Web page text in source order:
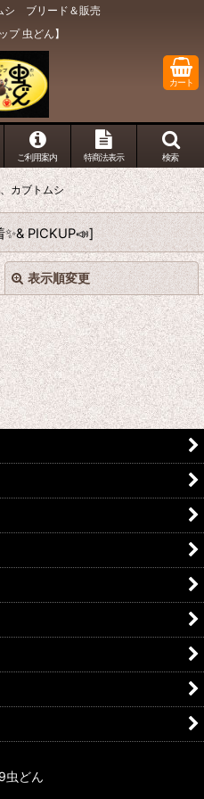
シ ブリード＆販売
プ 虫どん】
カート
ご利用案内 特商法表示 検索
カブトムシ
✨& PICKUP📣]
表示順変更 閉じる
どん